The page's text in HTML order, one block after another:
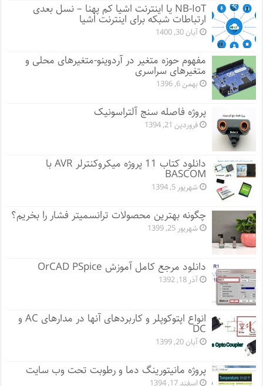
NB-IoT یا اینترنت اشیا کم پهنا – نسل بعدی
ارتباطات شبکه برای اینترنت اشیا
آبان 30, 1400
مفهوم حوزه متغیر در آردوینو-متغیرهای محلی و
متغیرهای سراسری
بهمن 6, 1396
پروژه فاصله سنج آلتراسونیک
فروردین 21, 1394
دانلود کتاب 11 پروژه میکروکنترلر AVR با
BASCOM
شهریور 5, 1394
چگونه بهترین محصولات ترانسمیتر فشار را بخریم؟
شهریور 25, 1399
دانلود مرجع کامل آموزش OrCAD PSpice
آذر 18, 1392
انواع اپتوکوپلر و کاربردهای آنها در مدارهای AC و
DC
آبان 20, 1399
پروژه مانيتورينگ دما و رطوبت تحت وب سایت